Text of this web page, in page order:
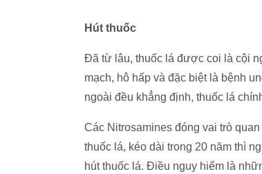
Hút thuốc
Đã từ lâu, thuốc lá được coi là cội
mạch, hô hấp và đặc biệt là bệnh
ngoài đều khẳng định, thuốc lá
Các Nitrosamines đóng vai trò
thuốc lá, kéo dài trong 20 năm thì
hút thuốc lá. Điều nguy hiểm là